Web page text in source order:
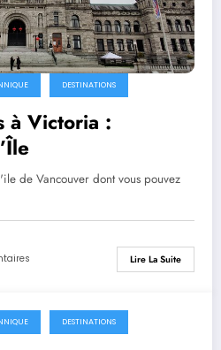
DESTINATIONS
à Victoria :
de Vancouver dont vous pouvez
Lire La Suite
DESTINATIONS